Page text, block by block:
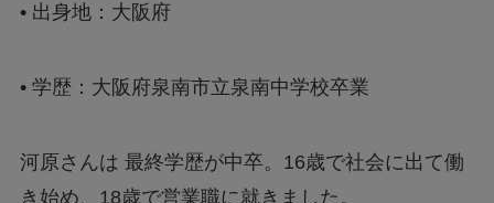
• 出身地：大阪府
• 学歴：大阪府泉南市立泉南中学校卒業
河原さんは 最終学歴が中卒。16歳で社会に出て働
き始め、18歳で営業職に就きました。